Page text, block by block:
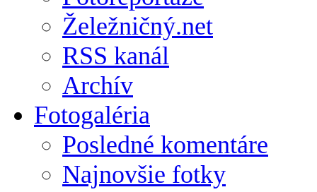
Želežničný.net
RSS kanál
Archív
Fotogaléria
Posledné komentáre
Najnovšie fotky